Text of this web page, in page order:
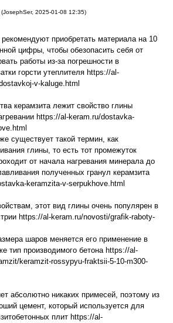
(JosephSer, 2025-01-08 12:35)
приобретать материала на 10
цифры, чтобы обезопасить себя от
работы из-за погрешности в
горсти утеплителя https://al-
v-kaluge.html
керамзита лежит свойство глины
https://al-keram.ru/dostavka-
существует такой термин, как
глины, то есть тот промежуток
от начала нагревания минерала до
полученных гранул керамзита
keramzita-v-serpukhove.html
этот вид глины очень популярен в
https://al-keram.ru/novosti/grafik-raboty-
шаров меняется его применение в
тип производимого бетона https://al-
keramzit-rossypyu-fraktsii-5-10-m300-
абсолютно никаких примесей, поэтому из
цемент, который используется для
плит https://al-